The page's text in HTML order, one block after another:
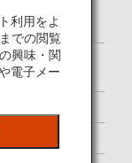
いてはラウンジ
い。
に準じます。
利用をよ
での閲覧
興味・関
電子メー